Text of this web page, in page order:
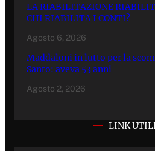
LA RIABILITAZIONE
CHI RIABILITA I CONTI?
Agosto 6, 2026
Maddaloni in lutto per la
Santo: aveva 53 anni
Agosto 2, 2026
LINK